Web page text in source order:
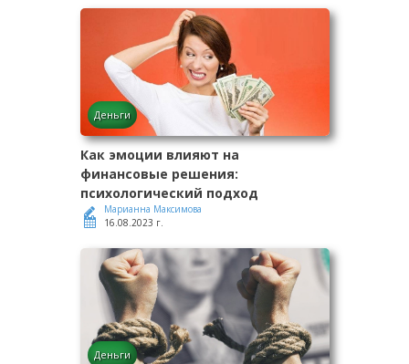
Деньги
Как эмоции влияют на
финансовые решения:
психологический подход
Марианна Максимова
16.08.2023 г.
Деньги